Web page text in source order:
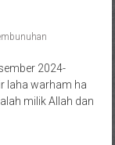
2024-
laha warham ha
milik Allah dan